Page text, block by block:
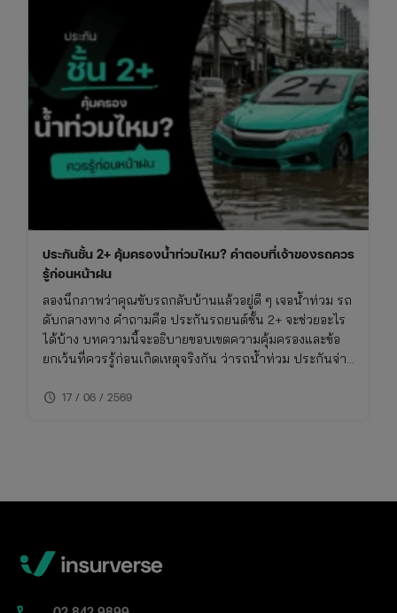
ประกันชั้น 2+ คุ้มครองน้ำท่วมไหม? คำตอบที่เจ้าของรถควร
รู้ก่อนหน้าฝน
ลองนึกภาพว่าคุณขับรถกลับบ้านแล้วอยู่ดี ๆ เจอน้ำท่วม รถ
ดับกลางทาง คำถามคือ ประกันรถยนต์ชั้น 2+ จะช่วยอะไร
ได้บ้าง บทความนี้จะอธิบายขอบเขตความคุ้มครองและข้อ
ยกเว้นที่ควรรู้ก่อนเกิดเหตุจริงกัน ว่ารถน้ําท่วม ประกันจ่าย
ของคุณ
schedule 17 / 06 / 2569